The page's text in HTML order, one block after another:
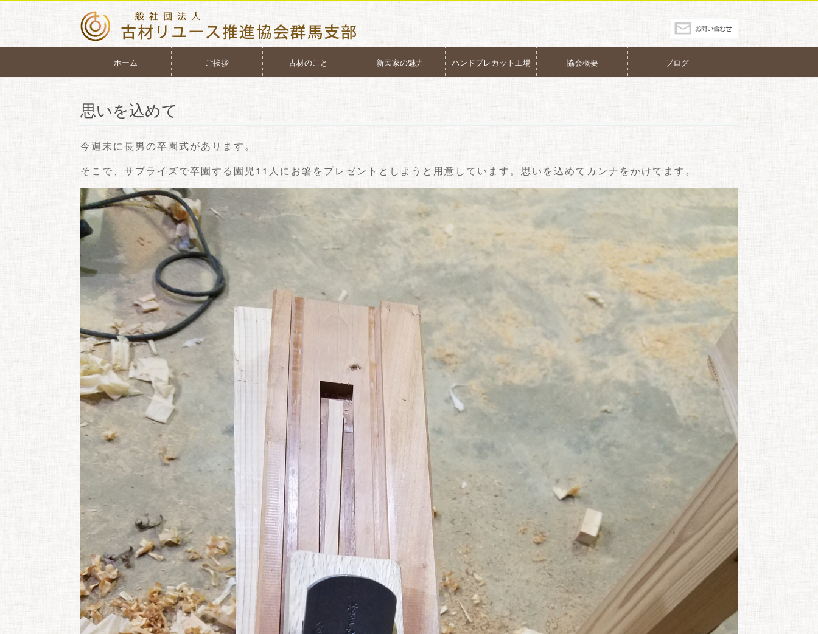
ホーム ご挨拶 古材のこと 新民家の魅力 ハンドプレカット工場 協会概要 ブログ
思いを込めて
今週末に長男の卒園式があります。
そこで、サプライズで卒園する園児11人にお箸をプレゼントとしようと用意しています。思いを込めてカンナをかけてます。